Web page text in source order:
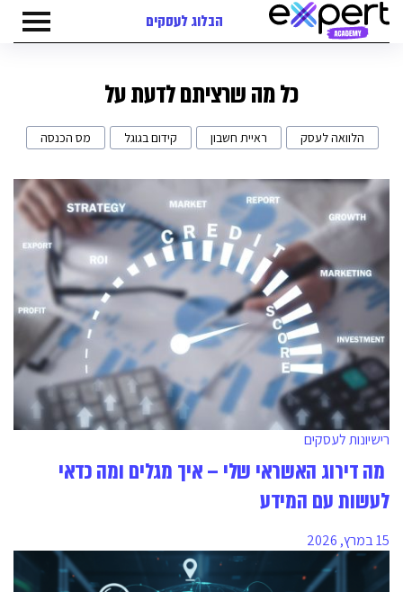
הבלוג לעסקים
כל מה שרציתם לדעת על
הלוואה לעסק ראיית חשבון קידום בגוגל מס הכנסה
רישיונות לעסקים
מה דירוג האשראי שלי – איך מגלים ומה כדאי
לעשות עם המידע
15 במרץ, 2026